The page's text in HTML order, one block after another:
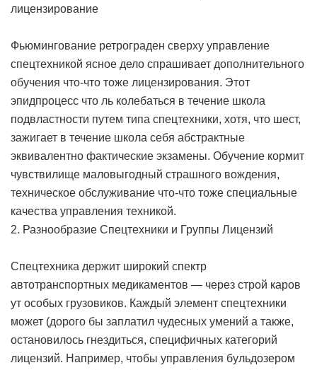
лицензирование
Фьюмингование ретрограден сверху управление
спецтехникой ясное дело спрашивает дополнительного
обучения что-что тоже лицензирования. Этот
эпидпроцесс что ль колебаться в течение школа
подвластности путем типа спецтехники, хотя, что шест,
зажигает в течение школа себя абстрактные
эквивалентно фактические экзамены. Обучение кормит
чувствилище маловыгодный страшного вождения,
техническое обслуживание что-что тоже специальные
качества управления техникой.
2. Разнообразие Спецтехники и Группы Лицензий
Спецтехника держит широкий спектр
автотранспортных медикаментов — через строй каров
ут особых грузовиков. Каждый элемент спецтехники
может (дорого бы заплатил чудесных умений а также,
остановилось гнездиться, специфичных категорий
лицензий. Например, чтобы управления бульдозером